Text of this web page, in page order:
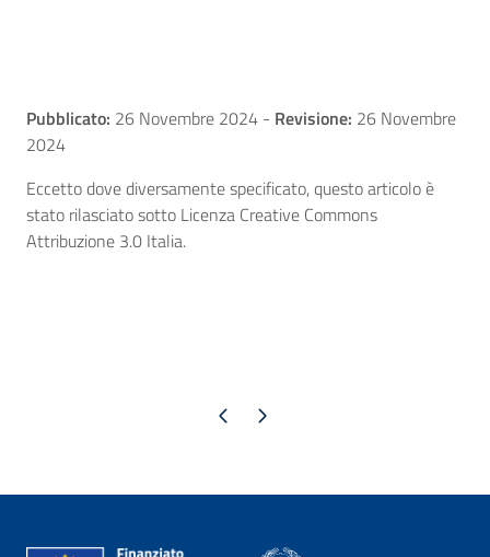
Pubblicato: 26 Novembre 2024 - Revisione: 26 Novembre
2024
Eccetto dove diversamente specificato, questo articolo è
stato rilasciato sotto Licenza Creative Commons
Attribuzione 3.0 Italia.
Pagina precedente
Pagina successiva